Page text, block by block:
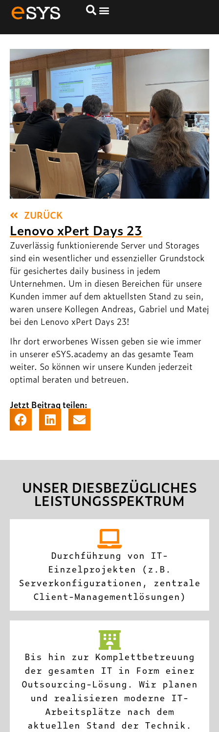
Lenovo xPert Days 23
ZURÜCK
Lenovo xPert Days 23
Zuverlässig funktionierende Server und Storages
sind ein wesentlicher und essenzieller Grundstock
für gesichertes daily business in jedem
Unternehmen. Um in diesen Bereichen für unsere
Kunden immer auf dem aktuellsten Stand zu sein,
waren unsere Kollegen Andreas, Gabriel und Matej
bei den Lenovo xPert Days 23!
Ihr dort erworbenes Wissen geben sie wie immer
in unserer eSYS.academy an das gesamte Team
weiter. So können wir unsere Kunden jederzeit
optimal beraten und betreuen.
Jetzt Beitrag teilen:
UNSER DIESBEZÜGLICHES
LEISTUNGSSPEKTRUM
Durchführung von IT-
Einzelprojekten (z.B.
Serverkonfigurationen, zentrale
Client-Managementlösungen)
Bis hin zur Komplettbetreuung
der gesamten IT in Form einer
Outsourcing-Lösung. Wir planen
und realisieren moderne IT-
Arbeitsplätze nach dem
aktuellen Stand der Technik.